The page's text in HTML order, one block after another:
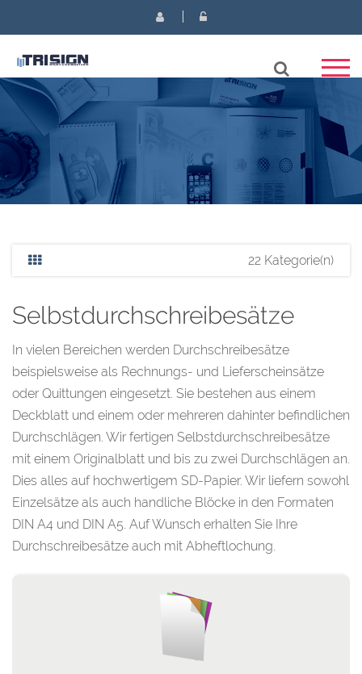
22 Kategorie(n)
Selbstdurchschreibesätze
In vielen Bereichen werden Durchschreibesätze
beispielsweise als Rechnungs- und Lieferscheinsätze
oder Quittungen eingesetzt. Sie bestehen aus einem
Deckblatt und einem oder mehreren dahinter befindlichen
Durchschlägen. Wir fertigen Selbstdurchschreibesätze
mit einem Originalblatt und bis zu zwei Durchschlägen an.
Dies alles auf hochwertigem SD-Papier. Wir liefern sowohl
Einzelsätze als auch handliche Blöcke in den Formaten
DIN A4 und DIN A5. Auf Wunsch erhalten Sie Ihre
Durchschreibesätze auch mit Abheftlochung.